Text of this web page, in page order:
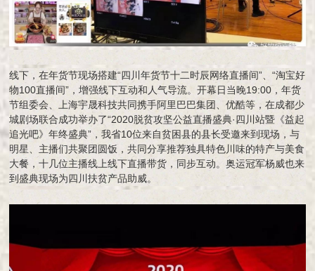
线下，在年货节现场搭建“四川年货节十二时辰网络直播间”、“淘宝好
物100直播间”，增强线下互动和人气导流。开幕日当晚19:00，年货
节组委会、上海宇晟科技共同携手阿里巴巴集团、优酷等，在成都少
城剧场联合成功举办了“2020脱贫攻坚公益直播盛典·四川站暨《益起
追光吧》年终盛典”，我省10位来自贫困县的县长受邀来到现场，与
明星、主播们共聚团圆饭，共同分享推荐独具特色川味的特产与美食
大餐，十几位主播线上线下直播带货，同步互动。奥运冠军杨威也来
到盛典现场为四川扶贫产品助威。